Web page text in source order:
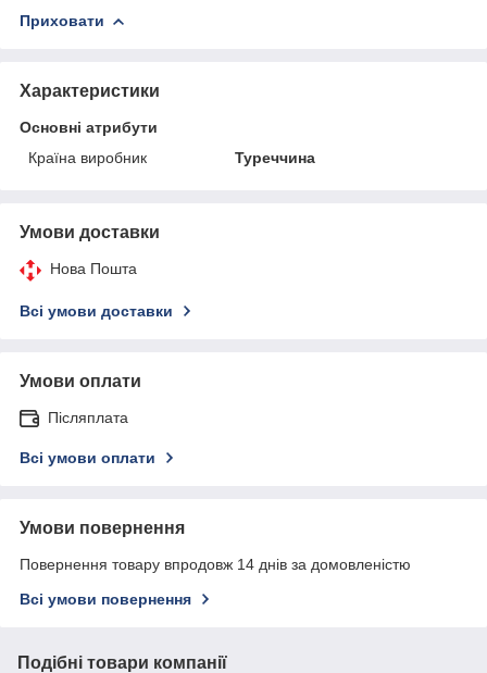
Приховати
Характеристики
Основні атрибути
Країна виробник
Туреччина
Умови доставки
Нова Пошта
Всі умови доставки
Умови оплати
Післяплата
Всі умови оплати
Умови повернення
Повернення товару впродовж 14 днів за домовленістю
Всі умови повернення
Подібні товари компанії